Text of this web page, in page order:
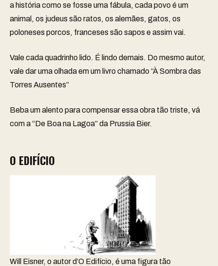
a história como se fosse uma fábula, cada povo é um
animal, os judeus são ratos, os alemães, gatos, os
poloneses porcos, franceses são sapos e assim vai.
Vale cada quadrinho lido. É lindo demais. Do mesmo autor,
vale dar uma olhada em um livro chamado “À Sombra das
Torres Ausentes”
Beba um alento para compensar essa obra tão triste, vá
com a “De Boa na Lagoa” da Prussia Bier.
O EDIFÍCIO
Will Eisner, o autor d’O Edifício, é uma figura tão